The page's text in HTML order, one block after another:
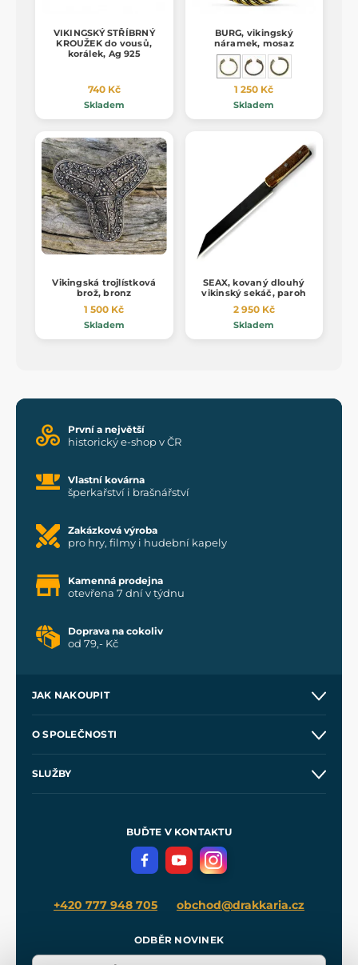
VIKINGSKÝ STŘÍBRNÝ
KROUŽEK do vousů,
korálek, Ag 925
740 Kč
Skladem
BURG, vikingský
náramek, mosaz
1 250 Kč
Skladem
Vikingská trojlístková
brož, bronz
1 500 Kč
Skladem
SEAX, kovaný dlouhý
vikinský sekáč, paroh
2 950 Kč
Skladem
První a největší
historický e-shop v ČR
Vlastní kovárna
šperkařství i brašnářství
Zakázková výroba
pro hry, filmy i hudební kapely
Kamenná prodejna
otevřena 7 dní v týdnu
Doprava na cokoliv
od 79,- Kč
JAK NAKOUPIT
Velkoobchod
O SPOLEČNOSTI
SLUŽBY
Meče pro Kingdom Come
BUĎTE V KONTAKTU
+420 777 948 705 obchod@drakkaria.cz
ODBĚR NOVINEK